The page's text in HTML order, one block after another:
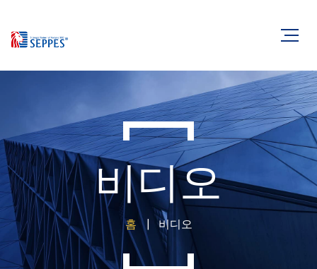
비디오
홈 비디오